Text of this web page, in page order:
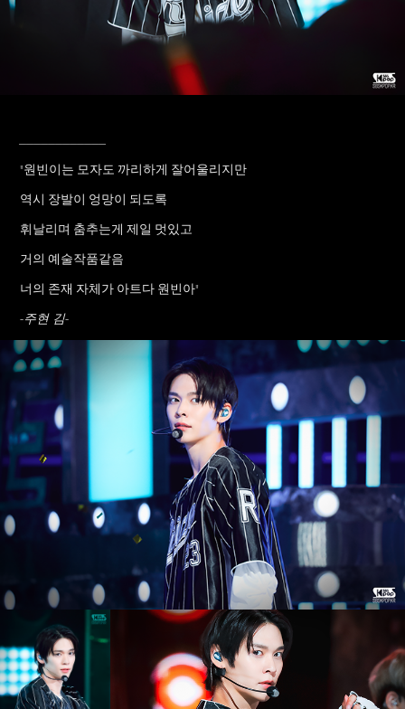
"원빈이는 모자도 까리하게 잘어울리지만
역시 장발이 엉망이 되도록
휘날리며 춤추는게 제일 멋있고
거의 예술작품같음
너의 존재 자체가 아트다 원빈아"
-주현 김-